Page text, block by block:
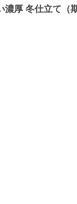
濃厚 冬仕立て（